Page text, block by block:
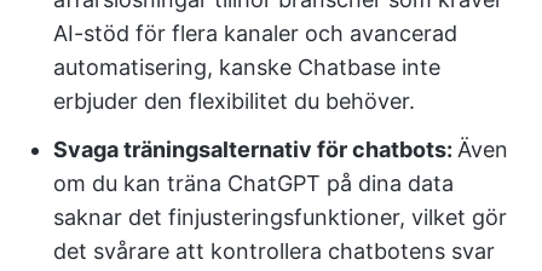
AI-stöd för flera kanaler och avancerad
automatisering, kanske Chatbase inte
erbjuder den flexibilitet du behöver.
Svaga träningsalternativ för chatbots: Även
om du kan träna ChatGPT på dina data
saknar det finjusteringsfunktioner, vilket gör
det svårare att kontrollera chatbotens svar